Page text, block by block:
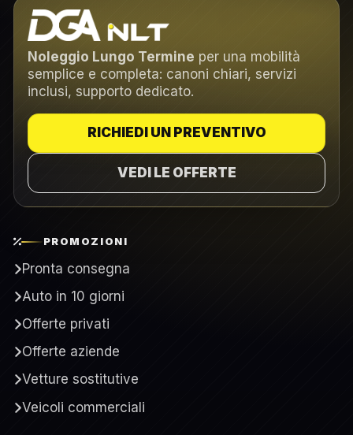
Noleggio Lungo Termine per una mobilità
semplice e completa: canoni chiari, servizi
inclusi, supporto dedicato.
RICHIEDI UN PREVENTIVO
VEDI LE OFFERTE
PROMOZIONI
Pronta consegna
Auto in 10 giorni
Offerte privati
Offerte aziende
Vetture sostitutive
Veicoli commerciali